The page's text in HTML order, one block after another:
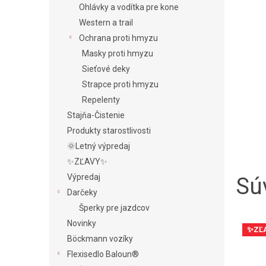
Ohlávky a vodítka pre kone
Western a trail
Ochrana proti hmyzu
Masky proti hmyzu
Sieťové deky
Strapce proti hmyzu
Repelenty
Stajňa-Čistenie
Produkty starostlivosti
🌞Letný výpredaj
✨ZĽAVY✨
Výpredaj
Darčeky
Šperky pre jazdcov
Novinky
Böckmann vozíky
Flexisedlo Baloun®